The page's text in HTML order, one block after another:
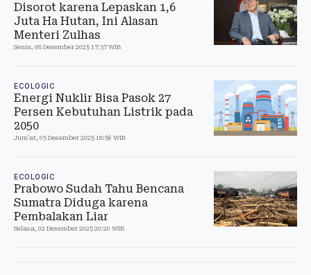
Disorot karena Lepaskan 1,6
Juta Ha Hutan, Ini Alasan
Menteri Zulhas
Senin, 08 Desember 2025 17:37 WIB
ECOLOGIC
Energi Nuklir Bisa Pasok 27
Persen Kebutuhan Listrik pada
2050
Jum'at, 05 Desember 2025 18:56 WIB
ECOLOGIC
Prabowo Sudah Tahu Bencana
Sumatra Diduga karena
Pembalakan Liar
Selasa, 02 Desember 2025 20:20 WIB